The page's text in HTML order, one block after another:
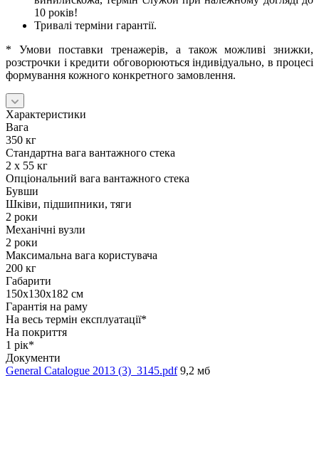
10 років!
Тривалі терміни гарантії.
* Умови поставки тренажерів, а також можливі знижки,
розстрочки і кредити обговорюються індивідуально, в процесі
формування кожного конкретного замовлення.
Характеристики
Вага
350 кг
Стандартна вага вантажного стека
2 х 55 кг
Опціональний вага вантажного стека
Бувши
Шківи, підшипники, тяги
2 роки
Механічні вузли
2 роки
Максимальна вага користувача
200 кг
Габарити
150х130х182 см
Гарантія на раму
На весь термін експлуатації*
На покриття
1 рік*
Документи
General Catalogue 2013 (3)_3145.pdf 9,2 мб